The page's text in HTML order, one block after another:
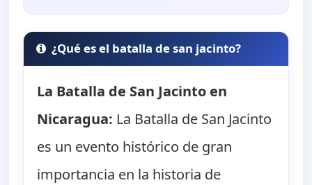
¿Qué es el batalla de san jacinto?
La Batalla de San Jacinto en
Nicaragua: La Batalla de San Jacinto
es un evento histórico de gran
importancia en la historia de